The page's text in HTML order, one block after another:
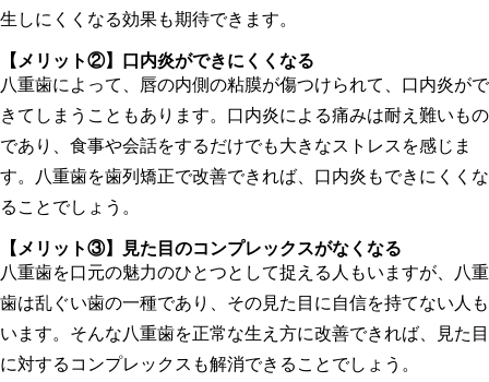
生しにくくなる効果も期待できます。
【メリット②】
口内炎ができにくくなる
八重歯によって、唇の内側の粘膜が傷つけられて、口内炎がで
きてしまうこともあります。口内炎による痛みは耐え難いもの
であり、食事や会話をするだけでも大きなストレスを感じま
す。八重歯を歯列矯正で改善できれば、口内炎もできにくくな
ることでしょう。
【メリット③】
見た目のコンプレックスがなくなる
八重歯を口元の魅力のひとつとして捉える人もいますが、八重
歯は乱ぐい歯の一種であり、その見た目に自信を持てない人も
います。そんな八重歯を正常な生え方に改善できれば、見た目
に対するコンプレックスも解消できることでしょう。